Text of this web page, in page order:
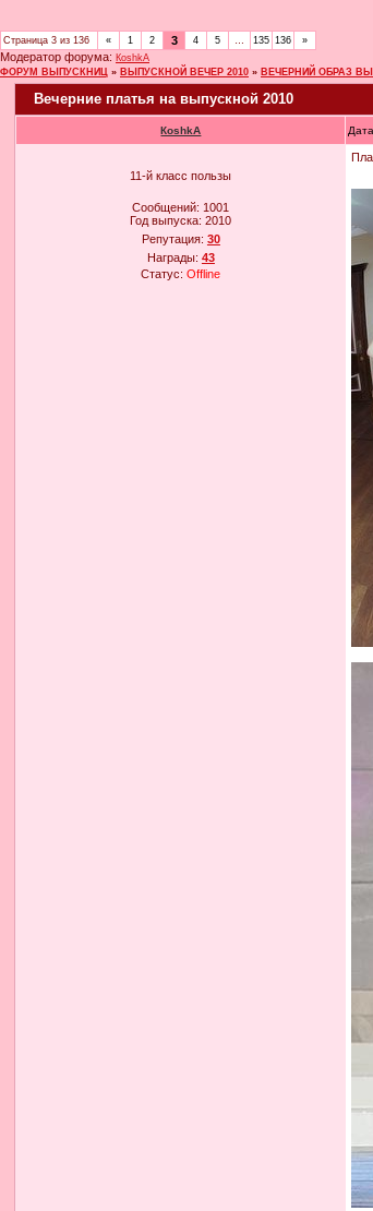
Страница 3 из 136 « 1 2 3 4 5 … 135 136 »
Модератор форума: КoshkA
ФОРУМ ВЫПУСКНИЦ » ВЫПУСКНОЙ ВЕЧЕР 2010 » ВЕЧЕРНИЙ ОБРАЗ
Вечерние платья на выпускной 2010
КoshkA
11-й класс пользы
Сообщений:1001
Год выпуска:2010
Репутация: 30
Награды: 43
Статус:Offline